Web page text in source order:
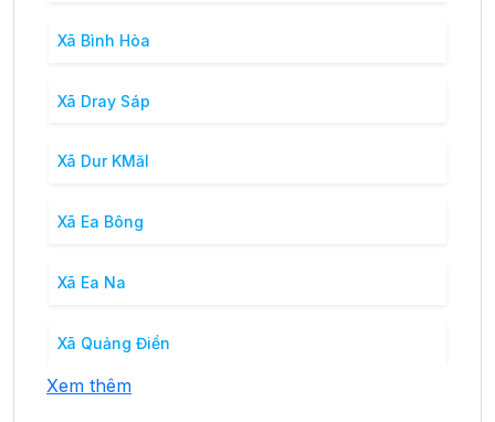
Xã Bình Hòa
Xã Dray Sáp
Xã Dur KMăl
Xã Ea Bông
Xã Ea Na
Xã Quảng Điền
Xem thêm